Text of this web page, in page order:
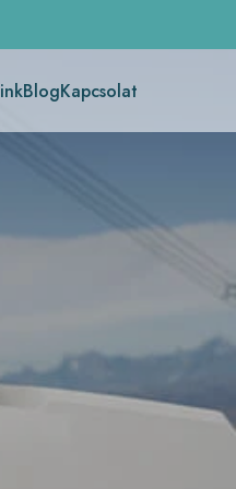
BlogKapcsolat